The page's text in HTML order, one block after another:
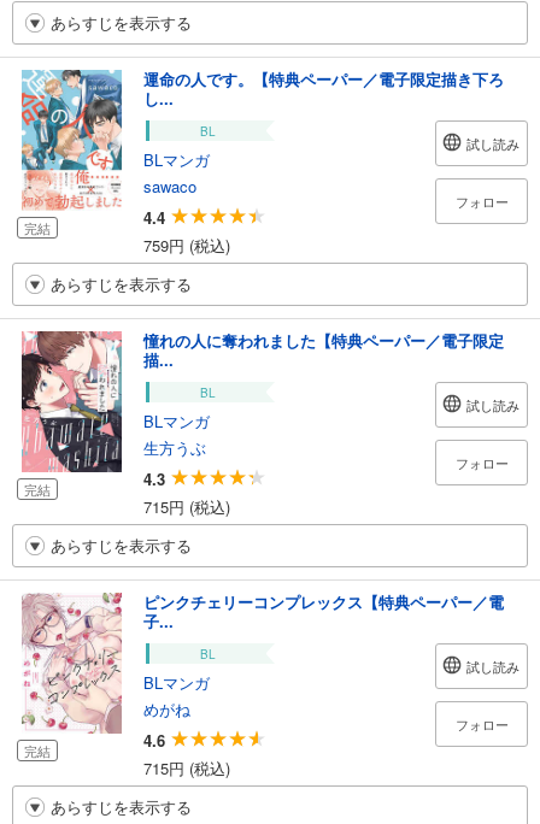
あらすじを表示する
完結
運命の人です。【特典ペーパー／電子限定描き下ろ
し...
BL
BLマンガ
sawaco
4.4
759円 (税込)
試し読み
フォロー
あらすじを表示する
完結
憧れの人に奪われました【特典ペーパー／電子限定
描...
BL
BLマンガ
生方うぶ
4.3
715円 (税込)
試し読み
フォロー
あらすじを表示する
完結
ピンクチェリーコンプレックス【特典ペーパー／電
子...
BL
BLマンガ
めがね
4.6
715円 (税込)
試し読み
フォロー
あらすじを表示する